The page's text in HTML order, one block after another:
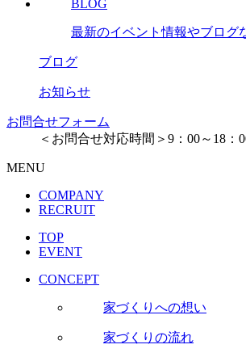
BLOG
最新のイベント情報やブログ
ブログ
お知らせ
お問合せフォーム
＜お問合せ対応時間＞9：00～18：
MENU
COMPANY
RECRUIT
TOP
EVENT
CONCEPT
家づくりへの想い
家づくりの流れ